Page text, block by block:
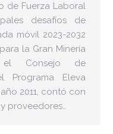
de Fuerza Laboral
desafíos de
móvil 2023-2032
la Gran Minería
el Consejo de
Programa Eleva
2011, contó con
proveedores…